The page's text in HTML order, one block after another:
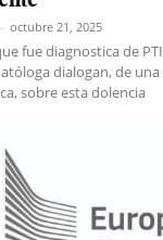
- octubre 21, 2025
fue diagnostica de
dialogan, de
sobre esta dolencia